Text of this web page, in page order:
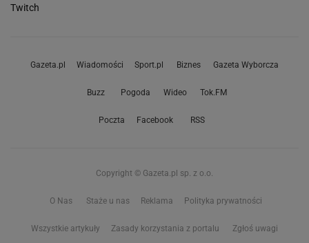
Twitch
Gazeta.pl Wiadomości Sport.pl Biznes Gazeta Wyborcza
Buzz Pogoda Wideo Tok.FM
Poczta Facebook RSS
Copyright © Gazeta.pl sp. z o.o.
O Nas Staże u nas Reklama Polityka prywatności
Wszystkie artykuły Zasady korzystania z portalu Zgłoś uwagi